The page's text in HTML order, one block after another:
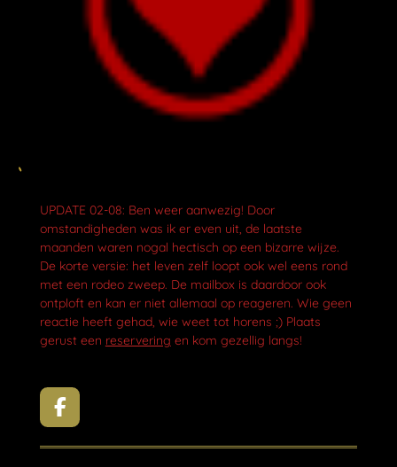
UPDATE 02-08: Ben weer aanwezig! Door
omstandigheden was ik er even uit, de laatste
maanden waren nogal hectisch op een bizarre wijze.
De korte versie: het leven zelf loopt ook wel eens rond
met een rodeo zweep. De mailbox is daardoor ook
ontploft en kan er niet allemaal op reageren. Wie geen
reactie heeft gehad, wie weet tot horens ;) Plaats
gerust een reservering en kom gezellig langs!
F
a
c